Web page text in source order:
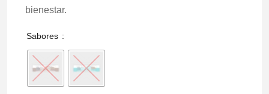
bienestar.
Sabores